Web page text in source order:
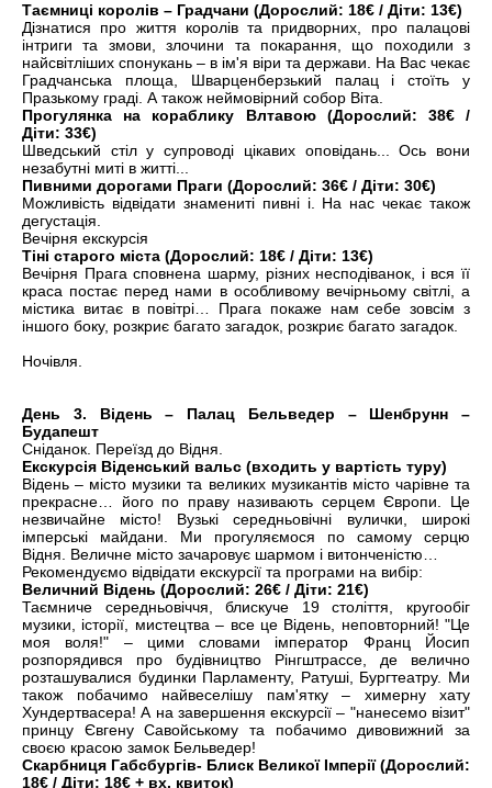
Таємниці королів – Градчани (Дорослий: 18€ / Діти: 13€)
Дізнатися про життя королів та придворних, про палацові
інтриги та змови, злочини та покарання, що походили з
найсвітліших спонукань – в ім'я віри та держави. На Вас чекає
Градчанська площа, Шварценберзький палац і стоїть у
Празькому граді. А також неймовірний собор Віта.
Прогулянка на кораблику Влтавою (Дорослий: 38€ /
Діти: 33€)
Шведський стіл у супроводі цікавих оповідань... Ось вони
незабутні миті в житті...
Пивними дорогами Праги (Дорослий: 36€ / Діти: 30€)
Можливість відвідати знамениті пивні і. На нас чекає також
дегустація.
Вечірня екскурсія
Тіні старого міста (Дорослий: 18€ / Діти: 13€)
Вечірня Прага сповнена шарму, різних несподіванок, і вся її
краса постає перед нами в особливому вечірньому світлі, а
містика витає в повітрі… Прага покаже нам себе зовсім з
іншого боку, розкриє багато загадок, розкриє багато загадок.
Ночівля.
День 3. Відень – Палац Бельведер – Шенбрунн –
Будапешт
Сніданок. Переїзд до Відня.
Екскурсія Віденський вальс (входить у вартість туру)
Відень – місто музики та великих музикантів місто чарівне та
прекрасне… його по праву називають серцем Європи. Це
незвичайне місто! Вузькі середньовічні вулички, широкі
імперські майдани. Ми прогуляємося по самому серцю
Відня. Величне місто зачаровує шармом і витонченістю…
Рекомендуємо відвідати екскурсії та програми на вибір:
Величний Відень (Дорослий: 26€ / Діти: 21€)
Таємниче середньовіччя, блискуче 19 століття, кругообіг
музики, історії, мистецтва – все це Відень, неповторний! "Це
моя воля!" – цими словами імператор Франц Йосип
розпорядився про будівництво Рінгштрассе, де велично
розташувалися будинки Парламенту, Ратуші, Бургтеатру. Ми
також побачимо найвеселішу пам'ятку – химерну хату
Хундертвасера! А на завершення екскурсії – "нанесемо візит"
принцу Євгену Савойському та побачимо дивовижний за
своєю красою замок Бельведер!
Скарбниця Габсбургів- Блиск Великої Імперії (Дорослий:
18€ / Діти: 18€ + вх. квиток)